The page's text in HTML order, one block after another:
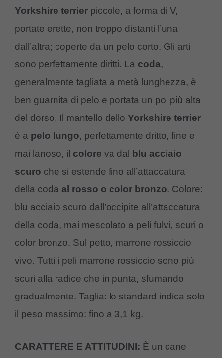
Yorkshire terrier piccole, a forma di V,
portate erette, non troppo distanti l’una
dall’altra; coperte da un pelo corto. Gli arti
sono perfettamente diritti. La coda,
generalmente tagliata a metà lunghezza, è
ben guarnita di pelo e portata un po’ più alta
del dorso. Il mantello dello Yorkshire terrier
è a pelo lungo, perfettamente dritto, fine e
mai lanoso, il colore va dal
blu acciaio
scuro che si estende fino all’attaccatura
della coda al rosso o color bronzo. Colore:
blu acciaio scuro dall’occipite all’attaccatura
della coda, mai mescolato a peli fulvi, scuri o
color bronzo. Sul petto, marrone rossiccio
vivo. Tutti i peli marrone rossiccio sono più
scuri alla radice che in punta, sfumando
gradualmente. Taglia: lo standard indica solo
il peso massimo: fino a 3,1 kg.
CARATTERE E ATTITUDINI: È un cane